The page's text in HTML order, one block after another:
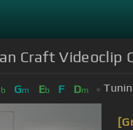
Craft Videoclip
b Gm Eb F Dm